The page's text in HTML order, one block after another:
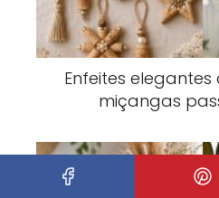
Enfeites
miçangas